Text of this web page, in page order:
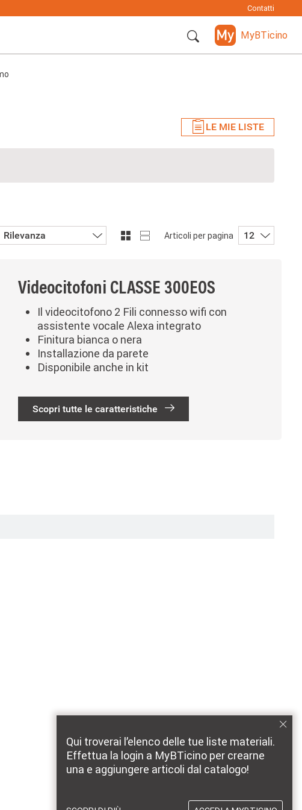
Contatti
MyBTicino
LE MIE LISTE
Rilevanza Articoli per pagina 12
Videocitofoni CLASSE 300EOS
Il videocitofono 2 Fili connesso wifi con
assistente vocale Alexa integrato
Finitura bianca o nera
Installazione da parete
Disponibile anche in kit
Scopri tutte le caratteristiche
Qui troverai l’elenco delle tue liste materiali.
Effettua la login a MyBTicino per crearne
una e aggiungere articoli dal catalogo!